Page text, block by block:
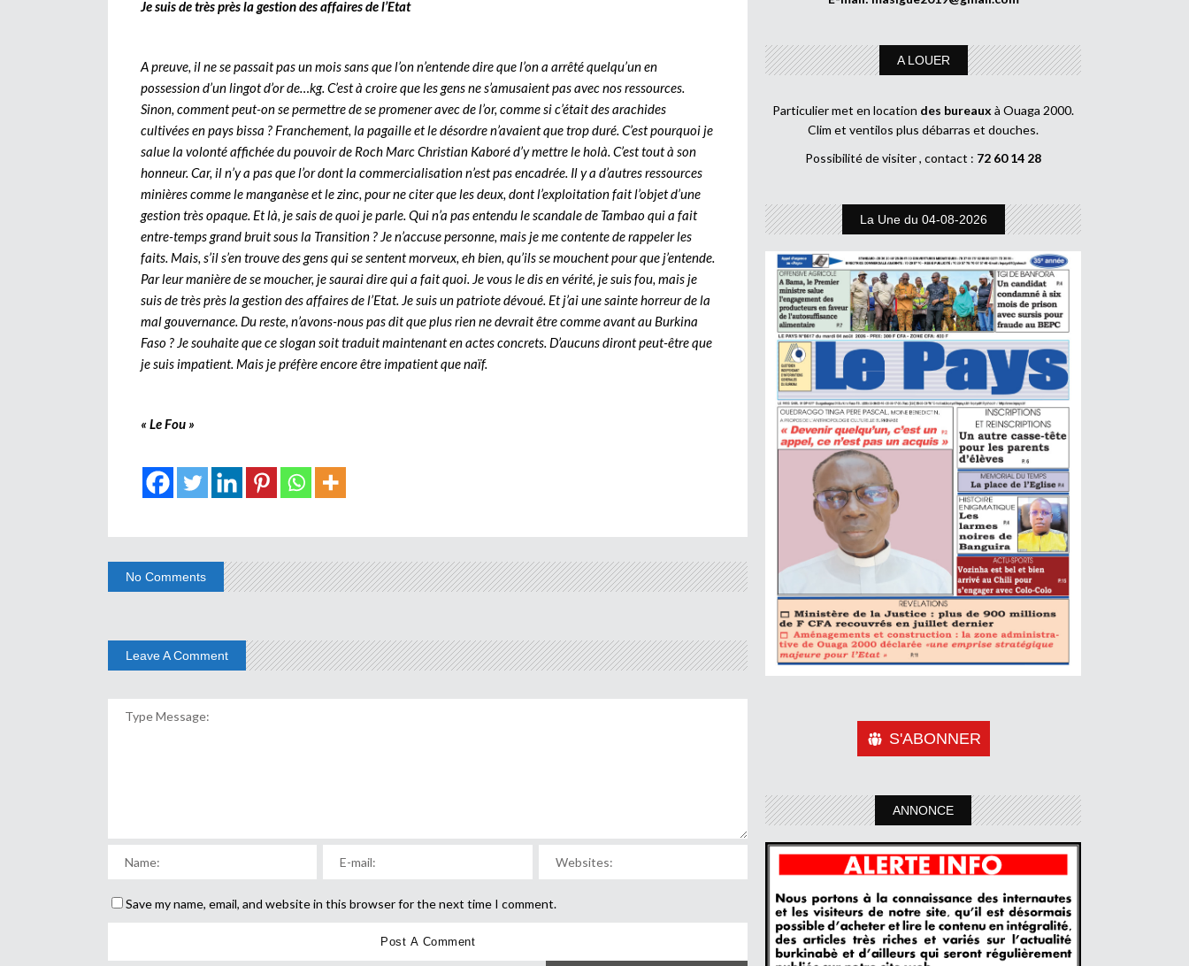
Je suis de très près la gestion des affaires de l’Etat
A preuve, il ne se passait pas un mois sans que l’on n’entende dire que l’on a arrêté quelqu’un en
possession d’un lingot d’or de…kg. C’est à croire que les gens ne s’amusaient pas avec nos ressources.
Sinon, comment peut-on se permettre de se promener avec de l’or, comme si c’était des arachides
cultivées en pays bissa ? Franchement, la pagaille et le désordre n’avaient que trop duré. C’est pourquoi je
salue la volonté affichée du pouvoir de Roch Marc Christian Kaboré d’y mettre le holà. C’est tout à son
honneur. Car, il n’y a pas que l’or dont la commercialisation n’est pas encadrée. Il y a d’autres ressources
minières comme le manganèse et le zinc, pour ne citer que les deux, dont l’exploitation fait l’objet d’une
gestion très opaque. Et là, je sais de quoi je parle. Qui n’a pas entendu le scandale de Tambao qui a fait
entre-temps grand bruit sous la Transition ? Je n’accuse personne, mais je me contente de rappeler les
faits. Mais, s’il s’en trouve des gens qui se sentent morveux, eh bien, qu’ils se mouchent pour que j’entende.
Par leur manière de se moucher, je saurai dire qui a fait quoi. Je vous le dis en vérité, je suis fou, mais je
suis de très près la gestion des affaires de l’Etat. Je suis un patriote dévoué. Et j’ai une sainte horreur de la
mal gouvernance. Du reste, n’avons-nous pas dit que plus rien ne devrait être comme avant au Burkina
Faso ? Je souhaite que ce slogan soit traduit maintenant en actes concrets. D’aucuns diront peut-être que
je suis impatient. Mais je préfère encore être impatient que naïf.
« Le Fou »
No Comments
Leave A Comment
Save my name, email, and website in this browser for the next time I comment.
A LOUER
Particulier met en location des bureaux à Ouaga 2000.
Clim et ventilos plus débarras et douches.
Possibilité de visiter , contact : 72 60 14 28
La Une du 04-08-2026
S'ABONNER
ANNONCE